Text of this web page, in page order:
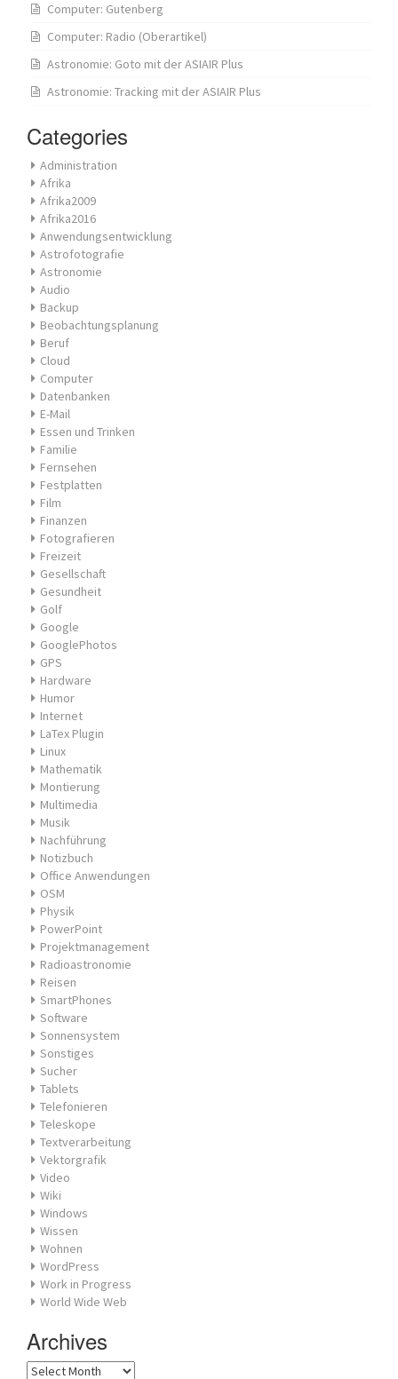
Computer: Gutenberg
Computer: Radio (Oberartikel)
Astronomie: Goto mit der ASIAIR Plus
Astronomie: Tracking mit der ASIAIR Plus
Categories
Administration
Afrika
Afrika2009
Afrika2016
Anwendungsentwicklung
Astrofotografie
Astronomie
Audio
Backup
Beobachtungsplanung
Beruf
Cloud
Computer
Datenbanken
E-Mail
Essen und Trinken
Familie
Fernsehen
Festplatten
Film
Finanzen
Fotografieren
Freizeit
Gesellschaft
Gesundheit
Golf
Google
GooglePhotos
GPS
Hardware
Humor
Internet
LaTex Plugin
Linux
Mathematik
Montierung
Multimedia
Musik
Nachführung
Notizbuch
Office Anwendungen
OSM
Physik
PowerPoint
Projektmanagement
Radioastronomie
Reisen
SmartPhones
Software
Sonnensystem
Sonstiges
Sucher
Tablets
Telefonieren
Teleskope
Textverarbeitung
Vektorgrafik
Video
Wiki
Windows
Wissen
Wohnen
WordPress
Work in Progress
World Wide Web
Archives
Archives